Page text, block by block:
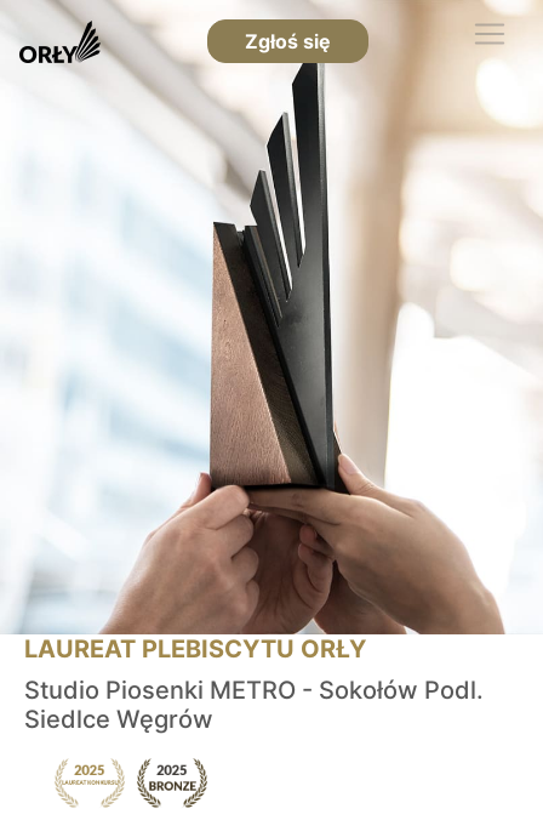
Zgłoś się
LAUREAT PLEBISCYTU ORŁY
Studio Piosenki METRO - Sokołów Podl.
Siedlce Węgrów